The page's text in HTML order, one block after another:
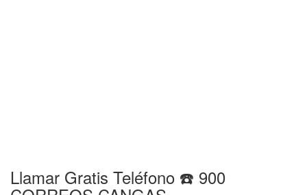
Llamar Gratis Teléfono ☎️ 900